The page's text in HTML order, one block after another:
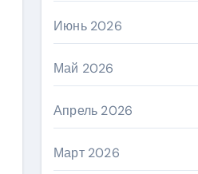
Июнь 2026
Май 2026
Апрель 2026
Март 2026